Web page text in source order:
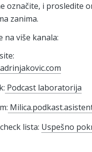
označite, i prosledite
zanima.
na više kanala:
Podcast laboratorija
lista: Uspešno